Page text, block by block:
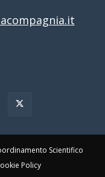
Scientifico
Policy